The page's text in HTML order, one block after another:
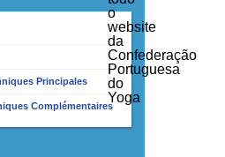
Principales
Complémentaires